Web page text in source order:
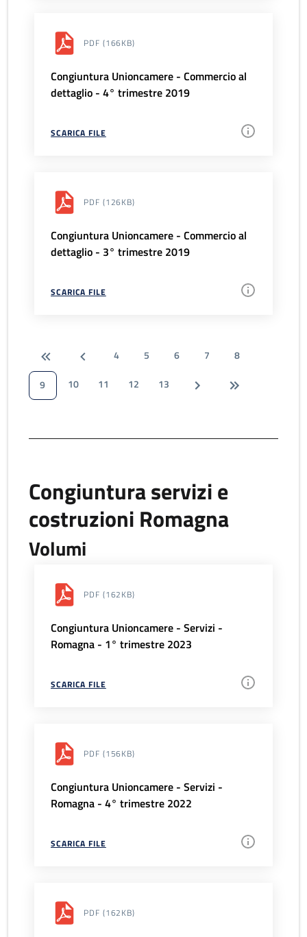
PDF (166KB)
Congiuntura Unioncamere - Commercio al
dettaglio - 4° trimestre 2019
SCARICA FILE
PDF (126KB)
Congiuntura Unioncamere - Commercio al
dettaglio - 3° trimestre 2019
SCARICA FILE
4 5 6 7
8
9
10 11 12 13
Congiuntura servizi e
costruzioni Romagna
Volumi
PDF (162KB)
Congiuntura Unioncamere - Servizi -
Romagna - 1° trimestre 2023
SCARICA FILE
PDF (156KB)
Congiuntura Unioncamere - Servizi -
Romagna - 4° trimestre 2022
SCARICA FILE
PDF (162KB)